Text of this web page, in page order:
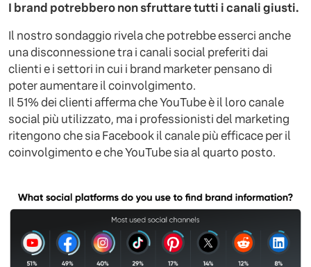
I brand potrebbero non sfruttare tutti i canali giusti.
Il nostro sondaggio rivela che potrebbe esserci anche
una disconnessione tra i canali social preferiti dai
clienti e i settori in cui i brand marketer pensano di
poter aumentare il coinvolgimento.
Il 51% dei clienti afferma che YouTube è il loro canale
social più utilizzato, ma i professionisti del marketing
ritengono che sia Facebook il canale più efficace per il
coinvolgimento e che YouTube sia al quarto posto.